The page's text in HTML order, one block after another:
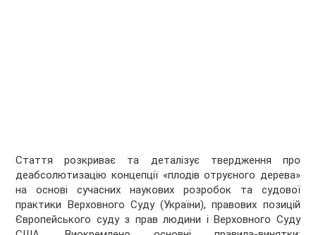
Стаття розкриває та деталізує твердження про
деабсолютизацію концепції «плодів отруєного дерева»
на основі сучасних наукових розробок та судової
практики Верховного Суду (України), правових позицій
Європейського суду з прав людини і Верховного Суду